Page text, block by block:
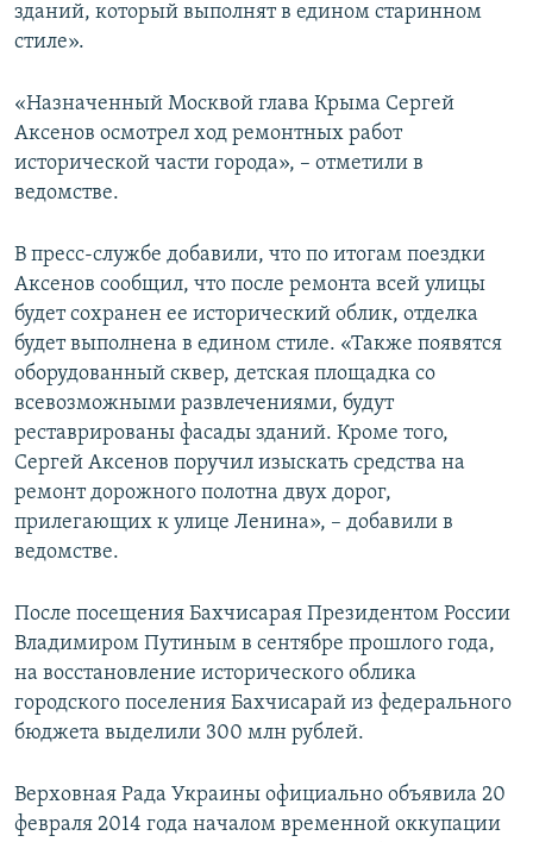
зданий, который выполнят в едином старинном
стиле».
«Назначенный Москвой глава Крыма Сергей
Аксенов осмотрел ход ремонтных работ
исторической части города», – отметили в
ведомстве.
В пресс-службе добавили, что по итогам поездки
Аксенов сообщил, что после ремонта всей улицы
будет сохранен ее исторический облик, отделка
будет выполнена в едином стиле. «Также появятся
оборудованный сквер, детская площадка со
всевозможными развлечениями, будут
реставрированы фасады зданий. Кроме того,
Сергей Аксенов поручил изыскать средства на
ремонт дорожного полотна двух дорог,
прилегающих к улице Ленина», – добавили в
ведомстве.
После посещения Бахчисарая Президентом России
Владимиром Путиным в сентябре прошлого года,
на восстановление исторического облика
городского поселения Бахчисарай из федерального
бюджета выделили 300 млн рублей.
Верховная Рада Украины официально объявила 20
февраля 2014 года началом временной оккупации